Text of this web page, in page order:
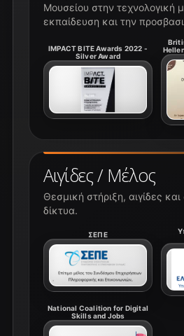
Αιγίδες / Μέλος
Θεσμική στήριξη, αιγίδες
δίκτυα.
ΣΕΠΕ
National Coalition for Digital
Skills and Jobs
Μουσείου στην τεχνολογική
εκπαίδευση και την
IMPACT BITE Awards 2022 -
Silver Award